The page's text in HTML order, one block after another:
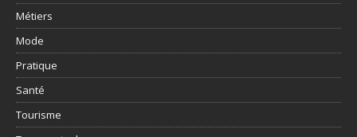
Métiers
Mode
Pratique
Santé
Tourisme